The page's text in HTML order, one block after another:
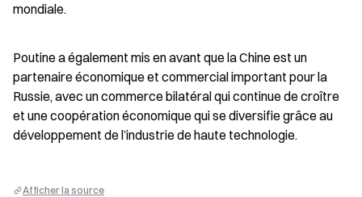
mondiale.
Poutine a également mis en avant que la Chine est un
partenaire économique et commercial important pour la
Russie, avec un commerce bilatéral qui continue de croître
et une coopération économique qui se diversifie grâce au
développement de l’industrie de haute technologie.
Afficher la source